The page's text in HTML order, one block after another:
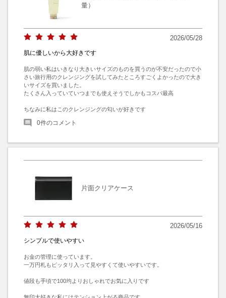
量）
2026/05/28
肌に優しいから大好きです
肌の弱い私はいきなり大きいサイズのものを買うのが不安だったので小
さい旅行用のクレンジングを試してみたところすごくよかったので大き
いサイズを買いました。
たくさん入っていていつまでも使えそうでしかもコスパ最高
ちなみに私はこのクレンジングの匂いが好きです
0件のコメント
片面クリアケース
2026/05/16
シンプルで使いやすい
お金の管理に使っています。
一万円札もピッタリ入って見やすくて使いやすいです。
値段も手頃で100均よりおしゃれでお気に入りです
無印大好きな私にはテンション上がる商品です。